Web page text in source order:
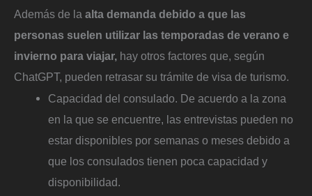
Además de la alta demanda debido a que las
personas suelen utilizar las temporadas de verano e
invierno para viajar, hay otros factores que, según
ChatGPT, pueden retrasar su trámite de visa de turismo.
Capacidad del consulado. De acuerdo a la zona
en la que se encuentre, las entrevistas pueden no
estar disponibles por semanas o meses debido a
que los consulados tienen poca capacidad y
disponibilidad.